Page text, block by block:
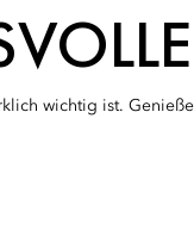
wichtig ist.